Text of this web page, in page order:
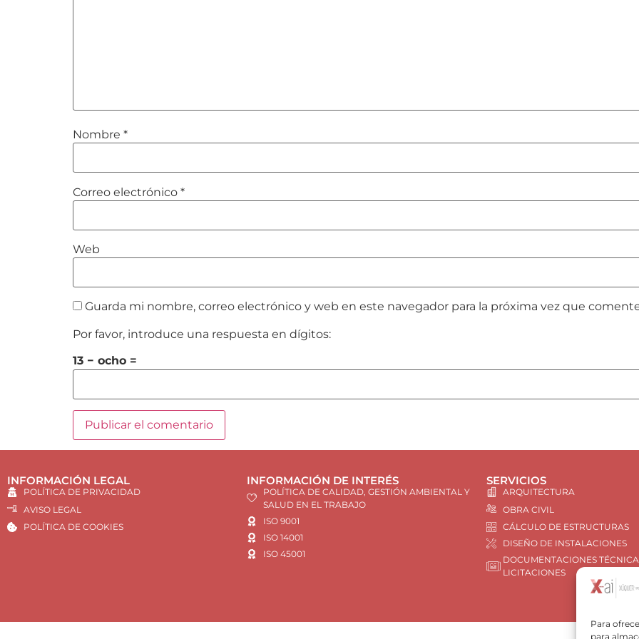
Para
para
Nombre *
Correo electrónico *
Web
Guarda mi nombre, correo electrónico y web en este navegador para la próxima vez que
Por favor, introduce una respuesta en dígitos:
13 − ocho =
INFORMACIÓN LEGAL
POLÍTICA DE PRIVACIDAD
AVISO LEGAL
POLÍTICA DE COOKIES
INFORMACIÓN DE INTERÉS
POLÍTICA DE CALIDAD, GESTIÓN AMBIENTAL Y
SALUD EN EL TRABAJO
ISO 9001
ISO 14001
ISO 45001
SERVICIOS
ARQUITECTURA
OBRA CIVIL
CÁLCULO DE ESTRUCTURAS
DISEÑO DE INSTALACIONES
DOCUMENTACIONES
LICITACIONES